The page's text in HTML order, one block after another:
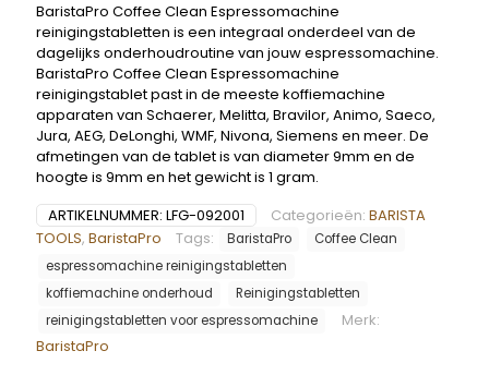
BaristaPro Coffee Clean Espressomachine
reinigingstabletten is een integraal onderdeel van de
dagelijks onderhoudroutine van jouw espressomachine.
BaristaPro Coffee Clean Espressomachine
reinigingstablet past in de meeste koffiemachine
apparaten van Schaerer, Melitta, Bravilor, Animo, Saeco,
Jura, AEG, DeLonghi, WMF, Nivona, Siemens en meer. De
afmetingen van de tablet is van diameter 9mm en de
hoogte is 9mm en het gewicht is 1 gram.
ARTIKELNUMMER: LFG-092001 Categorieën: BARISTA
TOOLS, BaristaPro Tags: BaristaPro
Coffee Clean
espressomachine reinigingstabletten
koffiemachine onderhoud
Reinigingstabletten
reinigingstabletten voor espressomachine
Merk:
BaristaPro